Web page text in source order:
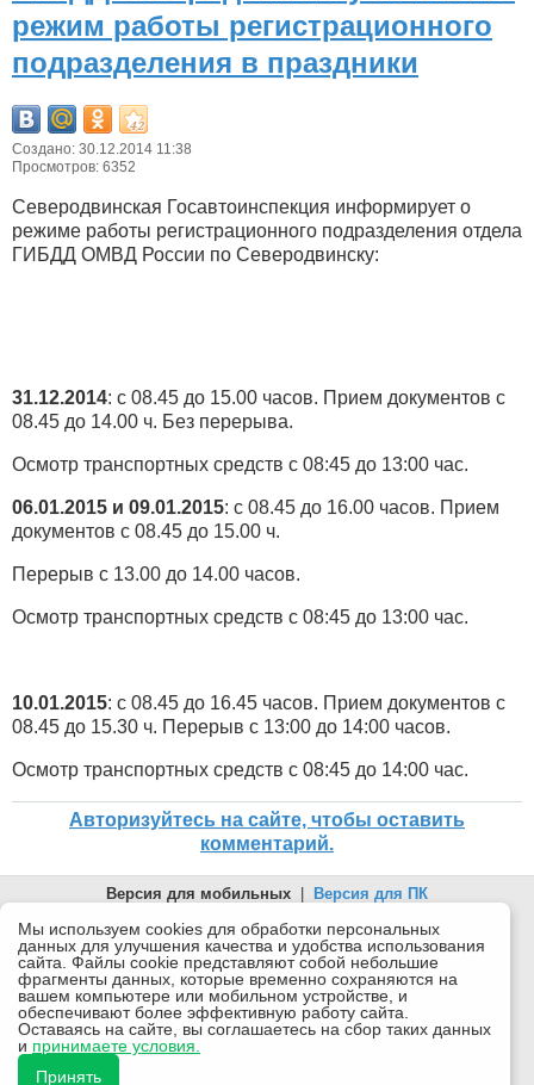
режим работы регистрационного
подразделения в праздники
Создано: 30.12.2014 11:38
Просмотров: 6352
Северодвинская Госавтоинспекция информирует о
режиме работы регистрационного подразделения отдела
ГИБДД ОМВД России по Северодвинску:
31.12.2014: с 08.45 до 15.00 часов. Прием документов с
08.45 до 14.00 ч. Без перерыва.
Осмотр транспортных средств с 08:45 до 13:00 час.
06.01.2015 и 09.01.2015: с 08.45 до 16.00 часов. Прием
документов с 08.45 до 15.00 ч.
Перерыв с 13.00 до 14.00 часов.
Осмотр транспортных средств с 08:45 до 13:00 час.
10.01.2015: с 08.45 до 16.45 часов. Прием документов с
08.45 до 15.30 ч. Перерыв с 13:00 до 14:00 часов.
Осмотр транспортных средств с 08:45 до 14:00 час.
Авторизуйтесь на сайте, чтобы оставить
комментарий.
Версия для мобильных
Версия для ПК
© 2026 Беломорканал Северодвинск tv29.ru
Joomla!is Free Software released under the GNU General Public
License.
Mobile version byMobile Joomla!
Desktop Version
массовых коммуникаций (Роскомнадзор). Учредитель: ООО "ТВ29". Главный редактор: Рудалев А.Г.
Беломорканал - новостной сайт Архангельской области: новости Северодвинска, новости поморья,
Мы используем cookies для обработки персональных
данных для улучшения качества и удобства использования
сайта. Файлы cookie представляют собой небольшие
фрагменты данных, которые временно сохраняются на
вашем компьютере или мобильном устройстве, и
обеспечивают более эффективную работу сайта.
Оставаясь на сайте, вы соглашаетесь на сбор таких данных
и принимаете условия.
Принять